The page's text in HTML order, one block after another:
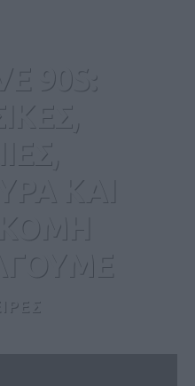
90S:
ΚΑΙ